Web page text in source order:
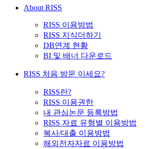
About RISS
RISS 이용방법
RISS 지식더하기
DB연계 현황
BI 및 배너 다운로드
RISS 처음 방문 이세요?
RISS란?
RISS 이용권한
내 관심논문 등록방법
RISS 자료 유형별 이용방법
복사/대출 이용방법
해외전자자료 이용방법